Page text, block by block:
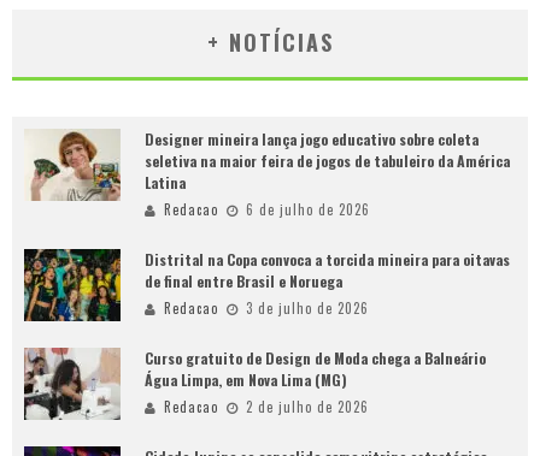
+ NOTÍCIAS
Designer mineira lança jogo educativo sobre coleta
seletiva na maior feira de jogos de tabuleiro da América
Latina
Redacao 6 de julho de 2026
Distrital na Copa convoca a torcida mineira para oitavas
de final entre Brasil e Noruega
Redacao 3 de julho de 2026
Curso gratuito de Design de Moda chega a Balneário
Água Limpa, em Nova Lima (MG)
Redacao 2 de julho de 2026